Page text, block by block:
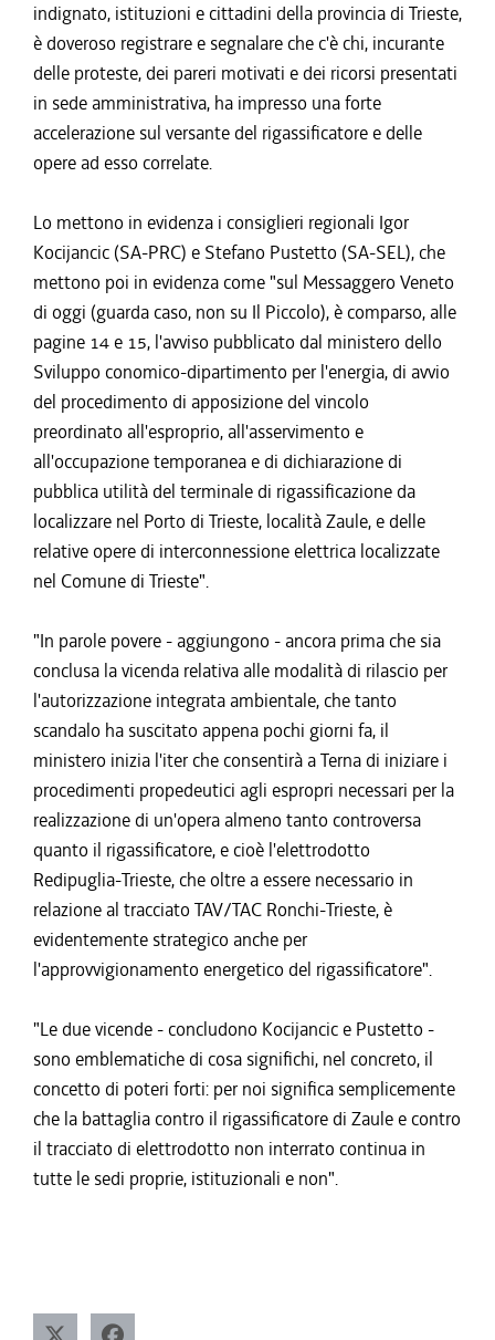
indignato, istituzioni e cittadini della provincia di Trieste,
è doveroso registrare e segnalare che c'è chi, incurante
delle proteste, dei pareri motivati e dei ricorsi presentati
in sede amministrativa, ha impresso una forte
accelerazione sul versante del rigassificatore e delle
opere ad esso correlate.
Lo mettono in evidenza i consiglieri regionali Igor
Kocijancic (SA-PRC) e Stefano Pustetto (SA-SEL), che
mettono poi in evidenza come "sul Messaggero Veneto
di oggi (guarda caso, non su Il Piccolo), è comparso, alle
pagine 14 e 15, l'avviso pubblicato dal ministero dello
Sviluppo conomico-dipartimento per l'energia, di avvio
del procedimento di apposizione del vincolo
preordinato all'esproprio, all'asservimento e
all'occupazione temporanea e di dichiarazione di
pubblica utilità del terminale di rigassificazione da
localizzare nel Porto di Trieste, località Zaule, e delle
relative opere di interconnessione elettrica localizzate
nel Comune di Trieste".
"In parole povere - aggiungono - ancora prima che sia
conclusa la vicenda relativa alle modalità di rilascio per
l'autorizzazione integrata ambientale, che tanto
scandalo ha suscitato appena pochi giorni fa, il
ministero inizia l'iter che consentirà a Terna di iniziare i
procedimenti propedeutici agli espropri necessari per la
realizzazione di un'opera almeno tanto controversa
quanto il rigassificatore, e cioè l'elettrodotto
Redipuglia-Trieste, che oltre a essere necessario in
relazione al tracciato TAV/TAC Ronchi-Trieste, è
evidentemente strategico anche per
l'approvvigionamento energetico del rigassificatore".
"Le due vicende - concludono Kocijancic e Pustetto -
sono emblematiche di cosa significhi, nel concreto, il
concetto di poteri forti: per noi significa semplicemente
che la battaglia contro il rigassificatore di Zaule e contro
il tracciato di elettrodotto non interrato continua in
tutte le sedi proprie, istituzionali e non".